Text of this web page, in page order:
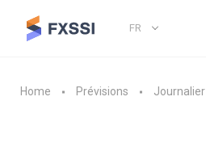
FR
Home Prévisions Journalier